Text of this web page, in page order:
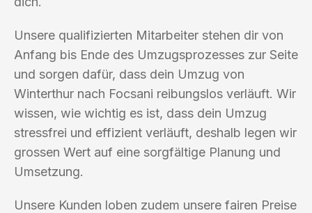
Unsere qualifizierten Mitarbeiter stehen dir von
Anfang bis Ende des Umzugsprozesses zur Seite
und sorgen dafür, dass dein Umzug von
Winterthur nach Focsani reibungslos verläuft. Wir
wissen, wie wichtig es ist, dass dein Umzug
stressfrei und effizient verläuft, deshalb legen wir
grossen Wert auf eine sorgfältige Planung und
Umsetzung.
Unsere Kunden loben zudem unsere fairen Preise